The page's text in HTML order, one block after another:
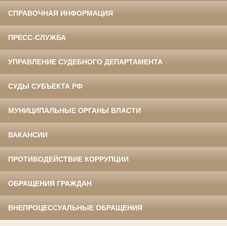
СПРАВОЧНАЯ ИНФОРМАЦИЯ
ПРЕСС-СЛУЖБА
УПРАВЛЕНИЕ СУДЕБНОГО ДЕПАРТАМЕНТА
СУДЫ СУБЪЕКТА РФ
МУНИЦИПАЛЬНЫЕ ОРГАНЫ ВЛАСТИ
ВАКАНСИИ
ПРОТИВОДЕЙСТВИЕ КОРРУПЦИИ
ОБРАЩЕНИЯ ГРАЖДАН
ВНЕПРОЦЕССУАЛЬНЫЕ ОБРАЩЕНИЯ